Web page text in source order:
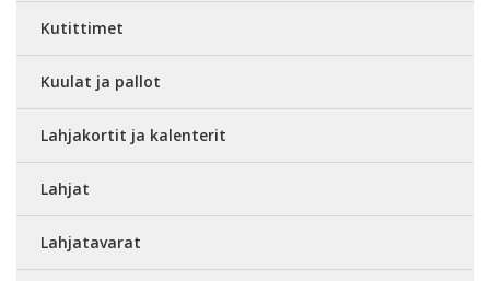
Kutittimet
Kuulat ja pallot
Lahjakortit ja kalenterit
Lahjat
Lahjatavarat